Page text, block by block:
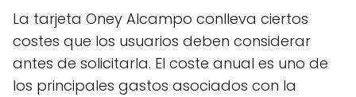
La tarjeta Oney Alcampo conlleva ciertos
costes que los usuarios deben considerar
antes de solicitarla. El coste anual es uno de
los principales gastos asociados con la